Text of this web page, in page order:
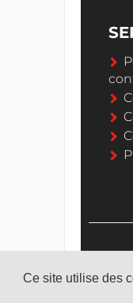
Ce site utilise des